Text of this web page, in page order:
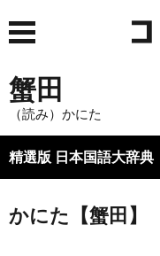
蟹田
（読み）かにた
精選版 日本国語大辞典
かにた【蟹田】